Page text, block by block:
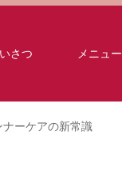
さつ メニュー
ーケアの新常識